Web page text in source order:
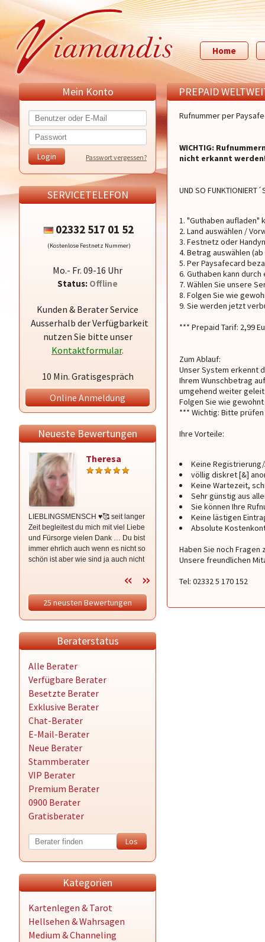
Home
Mein Konto
Passwort vergessen?
SERVICETELEFON
02332 517 01 52
(Kostenlose Festnetz Nummer)
Mo.- Fr. 09-16 Uhr
Status: Offline
Kunden & Berater Service
Ausserhalb der Verfügbarkeit
nutzen Sie bitte unser
Kontaktformular.
10 Min. Gratisgespräch
Online Anmeldung
Neueste Bewertungen
Theresa
LIEBLINGSMENSCH ♥️🥰 seit langer
Zeit begleitest du mich mit viel Liebe
und Fürsorge vielen Dank … Du bist
immer ehrlich auch wenn es nicht so
schön ist aber wie sind ja auch nicht
isses 🥰 ganz lieben Dank für dein
mittlerweile Freundschaft hdl 😘
Irina
Unendlich lieb gewonnen in den
letzten drei Jahren … immer da
schwere Zeit ist nun bald vorbei …
ich bleibe im Vertrauen drück dich
25 neusten Bewertungen
Beraterstatus
Alle Berater
Verfügbare Berater
Besetzte Berater
Exklusive Berater
Chat-Berater
E-Mail-Berater
Neue Berater
Stammberater
VIP Berater
Premium Berater
0900 Berater
Gratisberater
Kategorien
Kartenlegen & Tarot
Hellsehen & Wahrsagen
Medium & Channeling
PREPAID
Rufnummer per
WICHTIG:
nicht erkannt
UND SO
"Guthaben aufladen"
Land auswählen /
Festnetz oder
Betrag auswählen (ab
Per Paysafecard
Guthaben kann
Wählen Sie unsere
Folgen Sie wie
Sie werden jetzt
*** Prepaid Tarif: 2,99
Zum Ablauf:
Unser System erkennt
Ihrem Wunschbetrag
umgehend weiter
Folgen Sie wie
*** Wichtig: Bitte
Ihre Vorteile:
Keine
völlig diskret [&]
Keine Wartezeit,
Sehr günstig aus
Sie können Ihre
Keine lästigen
Absolute
Haben Sie noch Fragen
Unsere freundlichen
Tel: 02332 5 170 152